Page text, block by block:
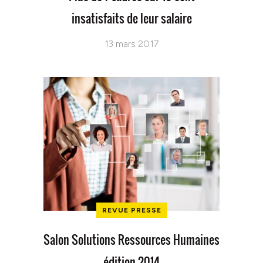
insatisfaits de leur salaire
13 mars 2017
REVUE PRESSE
Salon Solutions Ressources Humaines